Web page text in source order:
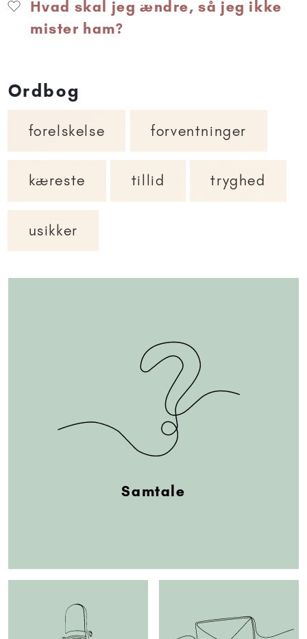
Hvad skal jeg ændre, så jeg ikke
mister ham?
Ordbog
forelskelse forventninger
kæreste tillid tryghed
usikker
Samtale